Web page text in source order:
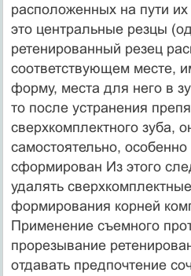
расположенных на пути
это центральные резцы
ретенированный резец
соответствующем месте,
форму, места для него в
то после устранения
сверх­комплектного зуба,
самостоятельно,
сформирован Из этого
удалять
формирования корней
Применение съем­ного
прорезывание
отдавать предпочтение